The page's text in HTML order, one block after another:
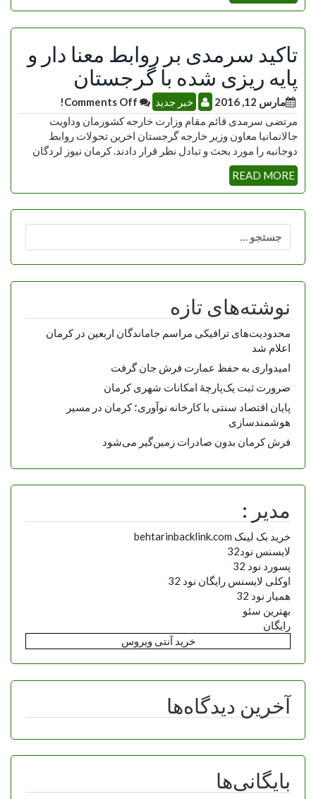
تاکید سرمدی بر روابط معنا دار و
پایه ریزی شده با گرجستان
مارس 12, 2016 خبر جدید
مرتضی سرمدی قائم مقام وزارت خارجه کشورمان وداویت
جالانمانیا معاون وزیر خارجه گرجستان اخرین تحولات روابط
دوجانبه را مورد بحث و تبادل نظر قرار دادند. کرمان نیوز لردگان
READ MORE
برای:
نوشته‌های تازه
محدودیت‌های ترافیکی مراسم جاماندگان اربعین در کرمان
اعلام شد
امیدواری به حفظ عمارت فرش جان گرفت
ضرورت ثبت یک‌پارچۀ امکانات شهری کرمان
پایان اقتصاد سنتی با کارخانه نوآوری؛ کرمان در مسیر
هوشمندسازی
فرش کرمان بدون صادرات زمین‌گیر می‌شود
مدیر :
خرید بک لینک behtarinbacklink.com
لایسنس نود32
پسورد نود 32
اوکلی لایسنس رایگان نود 32
همیار نود 32
بهترین سئو
رایگان
خرید آنتی ویروس
آخرین دیدگاه‌ها
بایگانی‌ها